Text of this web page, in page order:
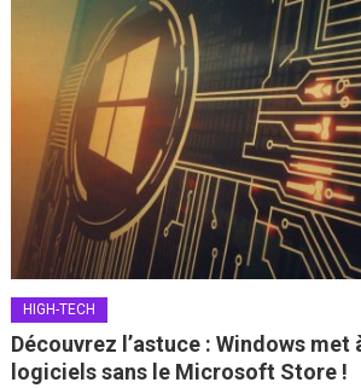
HIGH-TECH
Découvrez l’astuce : Windows met
logiciels sans le Microsoft Store !